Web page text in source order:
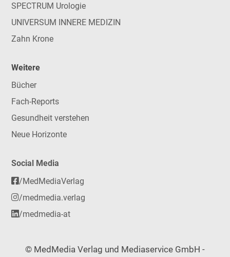
SPECTRUM Urologie
UNIVERSUM INNERE MEDIZIN
Zahn Krone
Weitere
Bücher
Fach-Reports
Gesundheit verstehen
Neue Horizonte
Social Media
/MedMediaVerlag
/medmedia.verlag
/medmedia-at
© MedMedia Verlag und Mediaservice GmbH -